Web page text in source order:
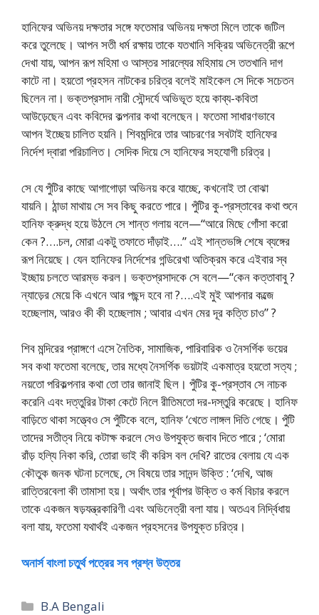
হানিফের অভিনয় দক্ষতার সঙ্গে ফতেমার অভিনয় দক্ষতা মিলে তাকে জটিল
করে তুলেছে। আপন সতী ধর্ম রক্ষায় তাকে যতখানি সক্রিয় অভিনেত্রী রূপে
দেখা যায়, আপন রূপ মহিমা ও আস্তর সারল্যের মহিমায় সে ততখানি দাগ
কাটে না। হয়তো প্রহসন নাটকের চরিত্র বলেই মাইকেল সে দিকে সচেতন
ছিলেন না। ভক্তপ্রসাদ নারী সৌন্দর্যে অভিভূত হয়ে কাব্য-কবিতা
আউড়েছেন এবং কবিদের কল্পনার কথা বলেছেন। ফতেমা সাধারণভাবে
আপন ইচ্ছেয় চালিত হয়নি। শিবমন্দিরে তার আচরণের সবটাই হানিফের
নির্দেশ দ্বারা পরিচালিত। সেদিক দিয়ে সে হানিফের সহযোগী চরিত্র।
সে যে পুঁটির কাছে আগাগোড়া অভিনয় করে যাচ্ছে, কখনোই তা বোঝা
যায়নি। ঠান্ডা মাথায় সে সব কিছু করতে পারে। পুঁটির কু-প্রস্তাবের কথা শুনে
হানিফ ক্রুদ্ধ হয়ে উঠলে সে শান্ত গলায় বলে—“আরে মিছে গোঁসা করো
কেন ?….চল, মোরা একটু তফাতে দাঁড়াই….” এই শান্তভঙ্গি শেষে ব্যঙ্গের
রূপ নিয়েছে। যেন হানিফের নির্দেশের গন্ডিরেখা অতিক্রম করে এইবার স্ব
ইচ্ছায় চলতে আরম্ভ করল। ভক্তপ্রসাদকে সে বলে—“কেন কত্তাবাবু ?
ন্যাড়ের মেয়ে কি এখনে আর পছন্দ হবে না ?….এই মুই আপনার কল্জে
হচ্ছেলাম, আরও কী কী হচ্ছেলাম ; আবার এখন মের দূর কত্তি চাও” ?
শিব মন্দিরের প্রাঙ্গণে এসে নৈতিক, সামাজিক, পারিবারিক ও নৈসর্গিক ভয়ের
সব কথা ফতেমা বলেছে, তার মধ্যে নৈসর্গিক ভয়টাই একমাত্র হয়তো সত্য ;
নয়তো পরিকল্পনার কথা তো তার জানাই ছিল। পুঁটির কু-প্রস্তাব সে নাচক
করেনি এবং দত্তুরির টাকা কেটে নিলে রীতিমতো দর-দস্তুরি করেছে। হানিফ
বাড়িতে থাকা সত্ত্বেও সে পুঁটিকে বলে, হানিফ ‘খেতে লাঙ্গল দিতি গেছে। পুঁটি
তাদের সতীত্ব নিয়ে কটাক্ষ করলে সেও উপযুক্ত জবাব দিতে পারে ; ‘মোরা
রাঁড় হল্যি নিকা করি, তোরা ভাই কী করিস বল দেখি? রাতের বেলায় যে এক
কৌতুক জনক ঘটনা চলেছে, সে বিষয়ে তার সানন্দ উক্তি : ‘দেখি, আজ
রাত্তিরবেলা কী তামাসা হয়। অর্থাৎ তার পূর্বাপর উক্তি ও কর্ম বিচার করলে
তাকে একজন ষড়যন্ত্রকারিণী এবং অভিনেত্রী বলা যায়। অতএব নির্দ্বিধায়
বলা যায়, ফতেমা যথার্থই একজন প্রহসনের উপযুক্ত চরিত্র।
অনার্স বাংলা চতুর্থ পত্রের সব প্রশ্ন উত্তর
Categories
B.A Bengali